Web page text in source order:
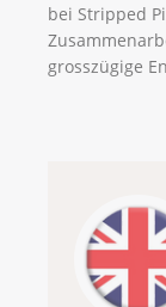
bei Stripped
grosszügige